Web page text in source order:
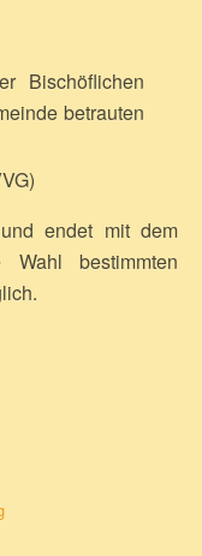
Bischöflichen
betrauten
endet mit dem
bestimmten